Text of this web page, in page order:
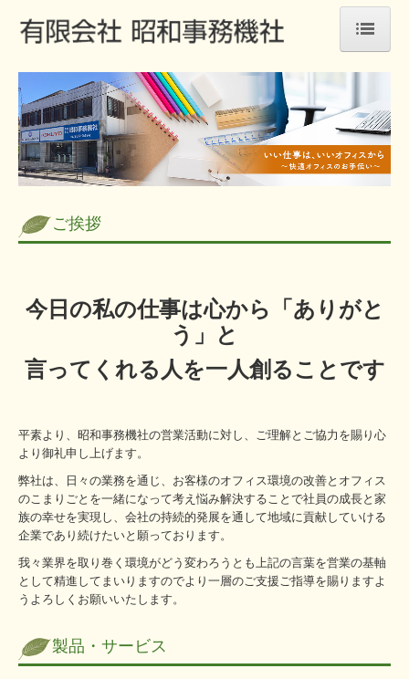
ホーム
製品・サービス
オフィスファニチャー
オフィス機器
内装工事
会社情報
ご挨拶
今日の私の仕事は心から「ありがと
う」と
言ってくれる人を一人創ることです
平素より、昭和事務機社の営業活動に対し、ご理解とご協力を賜り心
より御礼申し上げます。
弊社は、日々の業務を通じ、お客様のオフィス環境の改善とオフィス
のこまりごとを一緒になって考え悩み解決することで社員の成長と家
族の幸せを実現し、会社の持続的発展を通して地域に貢献していける
企業であり続けたいと願っております。
我々業界を取り巻く環境がどう変わろうとも上記の言葉を営業の基軸
として精進してまいりますのでより一層のご支援ご指導を賜りますよ
うよろしくお願いいたします。
製品・サービス